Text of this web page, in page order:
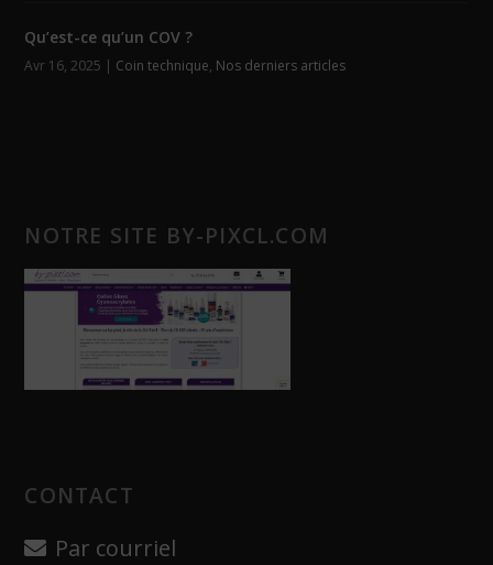
Qu’est-ce qu’un COV ?
Avr 16, 2025 | Coin technique, Nos derniers articles
NOTRE SITE BY-PIXCL.COM
CONTACT
Par courriel